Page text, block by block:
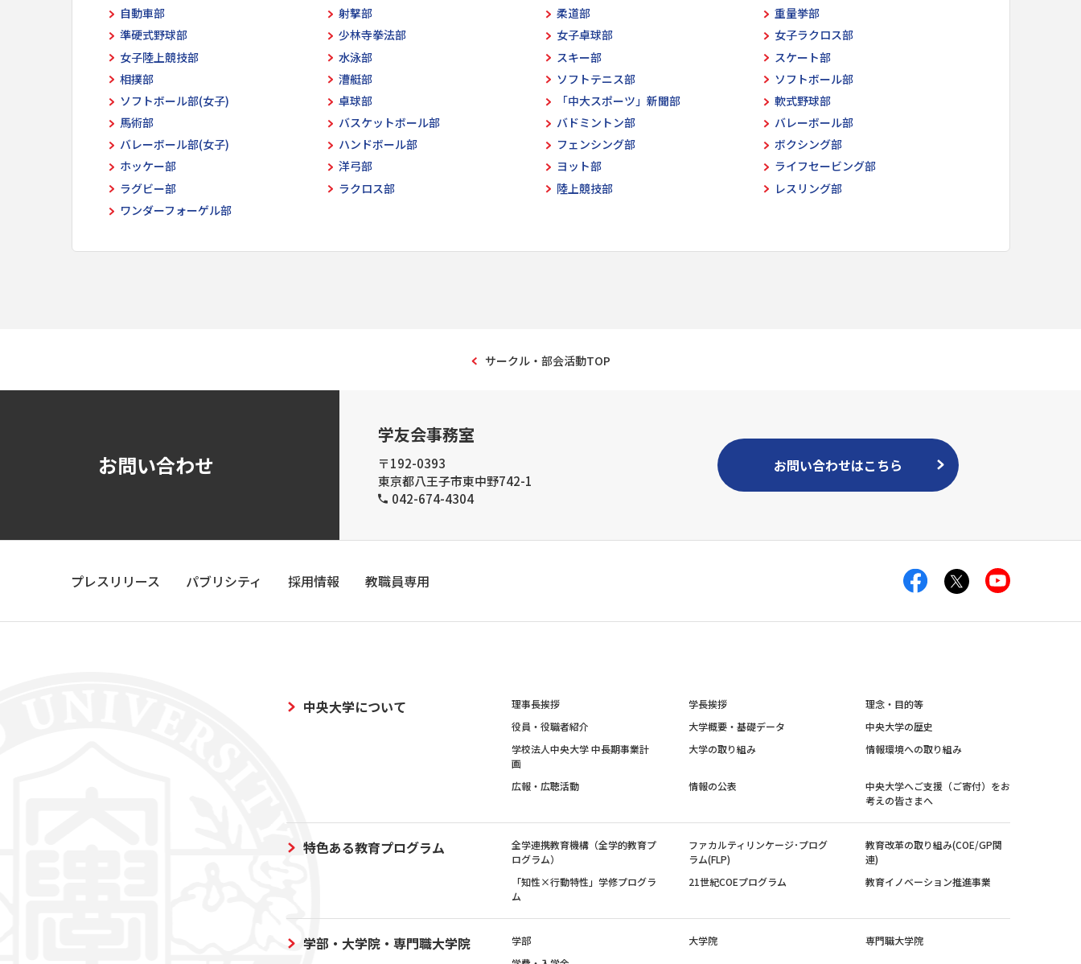
自動車部
射撃部 柔道部
重量挙部
準硬式野球部
少林寺拳法部 女子卓球部
女子ラクロス部
女子陸上競技部
水泳部 スキー部
スケート部
相撲部
漕艇部 ソフトテニス部
ソフトボール部
ソフトボール部(女子)
卓球部 「中大スポーツ」新聞部
軟式野球部
馬術部
バスケットボール部 バドミントン部
バレーボール部
バレーボール部(女子)
ハンドボール部 フェンシング部
ボクシング部
ホッケー部
洋弓部 ヨット部
ライフセービング部
ラグビー部
ラクロス部 陸上競技部
レスリング部
ワンダーフォーゲル部
サークル・部会活動TOP
お問い合わせ
学友会事務室
〒192-0393
東京都八王子市東中野742-1
042-674-4304
お問い合わせはこちら
プレスリリース パブリシティ 採用情報 教職員専用
中央大学について 理事長挨拶 学長挨拶
理念・目的等
役員・役職者紹介
大学概要・基礎データ
中央大学の歴史
学校法人中央大学 中長期事業計
画
大学の取り組み 情報環境への取り組み
広報・広聴活動 情報の公表
中央大学へご支援（ご寄付）をお
考えの皆さまへ
特色ある教育プログラム
全学連携教育機構（全学的教育プ
ログラム）
ファカルティリンケージ･プログ
ラム(FLP)
教育改革の取り組み(COE/GP関
連)
「知性×行動特性」学修プログラ
ム
21世紀COEプログラム 教育イノベーション推進事業
学部・大学院・専門職大学院 学部 大学院
専門職大学院